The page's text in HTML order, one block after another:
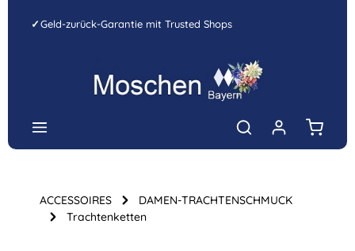
Zum Hauptinhalt springen
✓Geld-zurück-Garantie mit Trusted Shops
ACCESSOIRES
DAMEN-TRACHTENSCHMUCK
Trachtenketten